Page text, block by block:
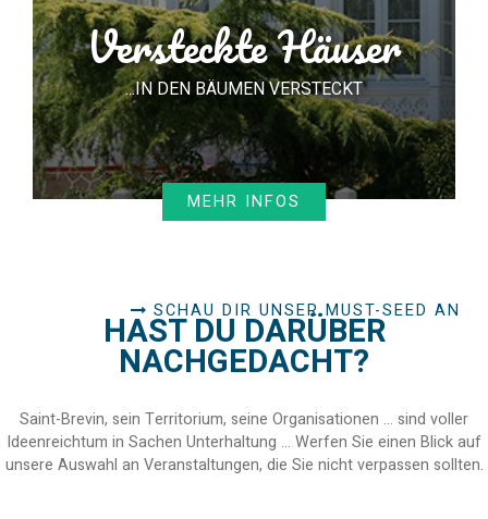
Versteckte Häuser
...IN DEN BÄUMEN VERSTECKT
MEHR INFOS
SCHAU DIR UNSER MUST-SEED AN
HAST DU DARÜBER
NACHGEDACHT?
Saint-Brevin, sein Territorium, seine Organisationen ... sind voller
Ideenreichtum in Sachen Unterhaltung ... Werfen Sie einen Blick auf
unsere Auswahl an Veranstaltungen, die Sie nicht verpassen sollten.